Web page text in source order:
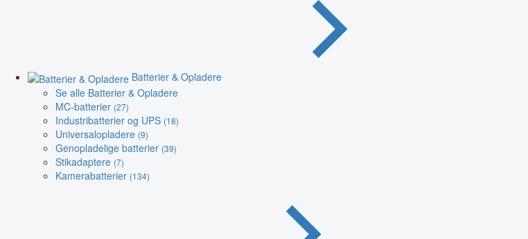
Batterier & Opladere
Se alle Batterier & Opladere
MC-batterier (27)
Industribatterier og UPS (18)
Universalopladere (9)
Genopladelige batterier (39)
Stikadaptere (7)
Kamerabatterier (134)